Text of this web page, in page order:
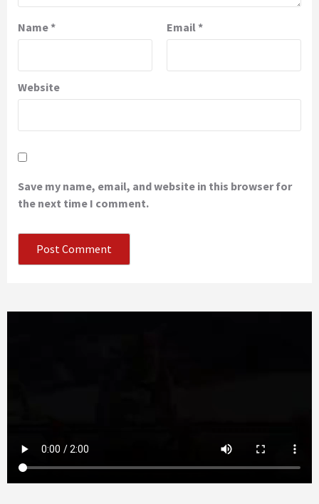
Name* Email *
Website
Save my name, email, and website in this browser for
the next time I comment.